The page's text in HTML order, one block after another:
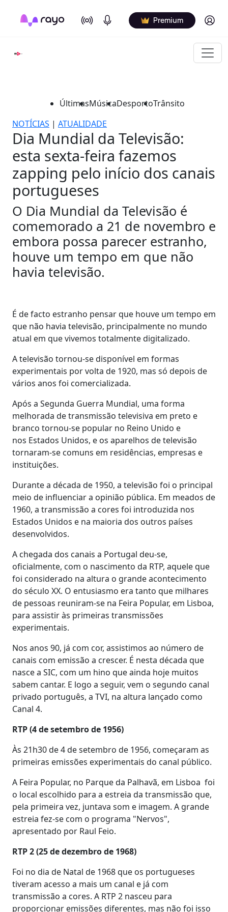
On Air Podcasts Premium Log in
ÚltimasMúsicaDesportoTrânsito
NOTÍCIAS | ATUALIDADE
Dia Mundial da Televisão:
esta sexta-feira fazemos
zapping pelo início dos canais
portugueses
O Dia Mundial da Televisão é
comemorado a 21 de novembro e
embora possa parecer estranho,
houve um tempo em que não
havia televisão.
É de facto estranho pensar que houve um tempo em
que não havia televisão, principalmente no mundo
atual em que vivemos totalmente digitalizado.
A televisão tornou-se disponível em formas
experimentais por volta de 1920, mas só depois de
vários anos foi comercializada.
Após a Segunda Guerra Mundial, uma forma
melhorada de transmissão televisiva em preto e
branco tornou-se popular no Reino Unido e
nos Estados Unidos, e os aparelhos de televisão
tornaram-se comuns em residências, empresas e
instituições.
Durante a década de 1950, a televisão foi o principal
meio de influenciar a opinião pública. Em meados de
1960, a transmissão a cores foi introduzida nos
Estados Unidos e na maioria dos outros países
desenvolvidos.
A chegada dos canais a Portugal deu-se,
oficialmente, com o nascimento da RTP, aquele que
foi considerado na altura o grande acontecimento
do século XX. O entusiasmo era tanto que milhares
de pessoas reuniram-se na Feira Popular, em Lisboa,
para assistir às primeiras transmissões
experimentais.
Nos anos 90, já com cor, assistimos ao número de
canais com emissão a crescer. É nesta década que
nasce a SIC, com um hino que ainda hoje muitos
sabem cantar. E logo a seguir, vem o segundo canal
privado português, a TVI, na altura lançado como
Canal 4.
RTP (4 de setembro de 1956)
Às 21h30 de 4 de setembro de 1956, começaram as
primeiras emissões experimentais do canal público.
A Feira Popular, no Parque da Palhavã, em Lisboa foi
o local escolhido para a estreia da transmissão que,
pela primeira vez, juntava som e imagem. A grande
estreia fez-se com o programa "Nervos",
apresentado por Raul Feio.
RTP 2 (25 de dezembro de 1968)
Foi no dia de Natal de 1968 que os portugueses
tiveram acesso a mais um canal e já com
transmissão a cores. A RTP 2 nasceu para
proporcionar emissões diferentes, mas não foi isso